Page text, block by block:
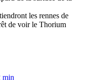
les rennes de
de voir le Thorium
min